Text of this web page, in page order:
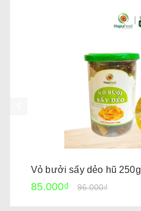
Vỏ bưởi sấy dẻo hũ 250g
85.000₫ 96.000₫